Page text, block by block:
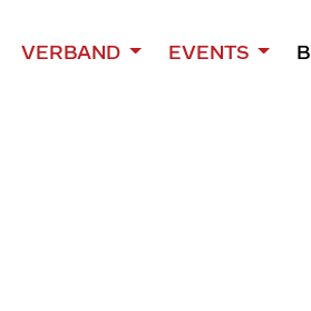
VERBAND EVENTS